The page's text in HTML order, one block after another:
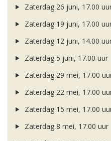
Zaterdag 26 juni, 17.00
Zaterdag 19 juni, 17.00
Zaterdag 12 juni, 14.00
Zaterdag 5 juni, 17.00 uur
Zaterdag 29 mei, 17.00
Zaterdag 22 mei, 17.00
Zaterdag 15 mei, 17.00
Zaterdag 8 mei, 17.00 uur